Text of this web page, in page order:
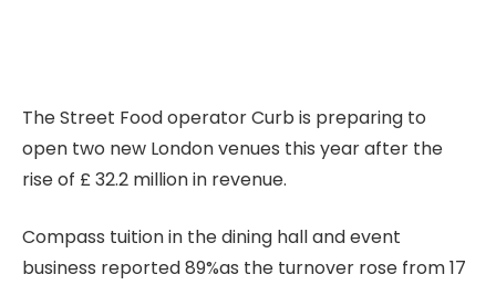
The Street Food operator Curb is preparing to
open two new London venues this year after the
rise of £ 32.2 million in revenue.
Compass tuition in the dining hall and event
business reported 89%as the turnover rose from 17